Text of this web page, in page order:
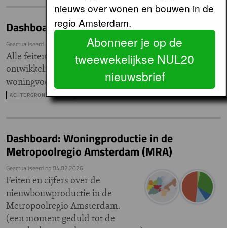
Dashboard: Woningvoorraad Amsterdam
Geactualiseerd op
Alle feiten en cijfers over de
ontwikkeling van de
woningvoorraad in Amsterdam.
ACHTERGRONDARTIKEL
Dashboard: Woningproductie in de
Metropoolregio Amsterdam (MRA)
Geactualiseerd op04.02.2026
Feiten en cijfers over de
nieuwbouwproductie in de
Metropoolregio Amsterdam.
(een moment geduld tot de
nieuws over wonen en bouwen in de
regio Amsterdam.
Abonneer je op de
tweewekelijkse NUL20
nieuwsbrief